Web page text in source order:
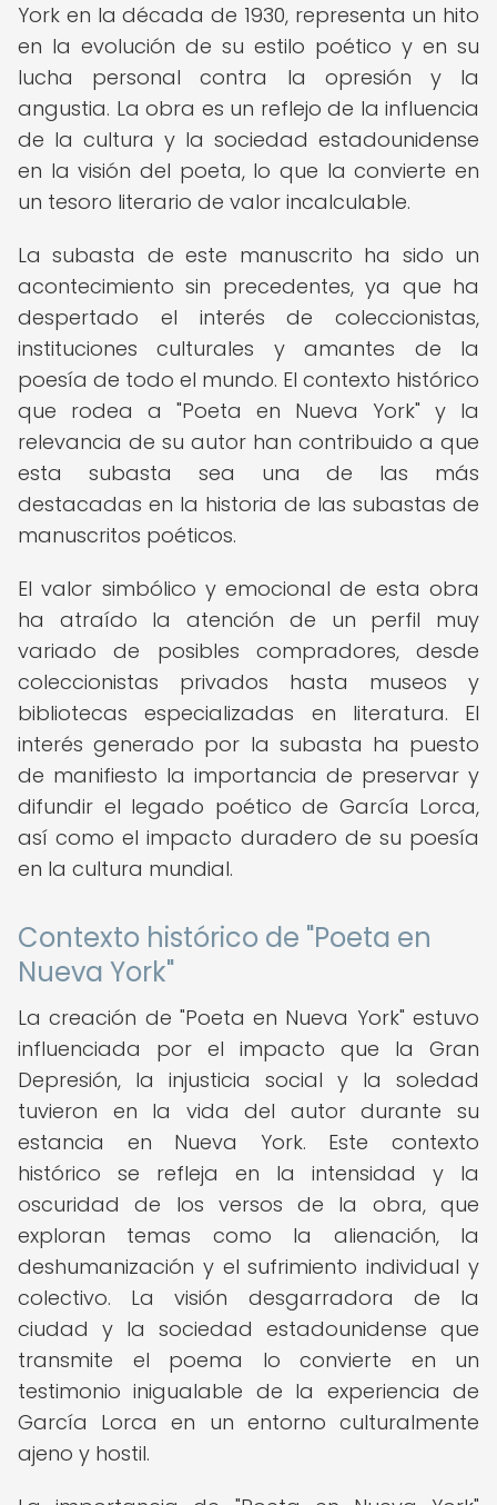
York en la década de 1930, representa un hito
en la evolución de su estilo poético y en su
lucha personal contra la opresión y la
angustia. La obra es un reflejo de la influencia
de la cultura y la sociedad estadounidense
en la visión del poeta, lo que la convierte en
un tesoro literario de valor incalculable.
La subasta de este manuscrito ha sido un
acontecimiento sin precedentes, ya que ha
despertado el interés de coleccionistas,
instituciones culturales y amantes de la
poesía de todo el mundo. El contexto histórico
que rodea a "Poeta en Nueva York" y la
relevancia de su autor han contribuido a que
esta subasta sea una de las más
destacadas en la historia de las subastas de
manuscritos poéticos.
El valor simbólico y emocional de esta obra
ha atraído la atención de un perfil muy
variado de posibles compradores, desde
coleccionistas privados hasta museos y
bibliotecas especializadas en literatura. El
interés generado por la subasta ha puesto
de manifiesto la importancia de preservar y
difundir el legado poético de García Lorca,
así como el impacto duradero de su poesía
en la cultura mundial.
Contexto histórico de "Poeta en
Nueva York"
La creación de "Poeta en Nueva York" estuvo
influenciada por el impacto que la Gran
Depresión, la injusticia social y la soledad
tuvieron en la vida del autor durante su
estancia en Nueva York. Este contexto
histórico se refleja en la intensidad y la
oscuridad de los versos de la obra, que
exploran temas como la alienación, la
deshumanización y el sufrimiento individual y
colectivo. La visión desgarradora de la
ciudad y la sociedad estadounidense que
transmite el poema lo convierte en un
testimonio inigualable de la experiencia de
García Lorca en un entorno culturalmente
ajeno y hostil.